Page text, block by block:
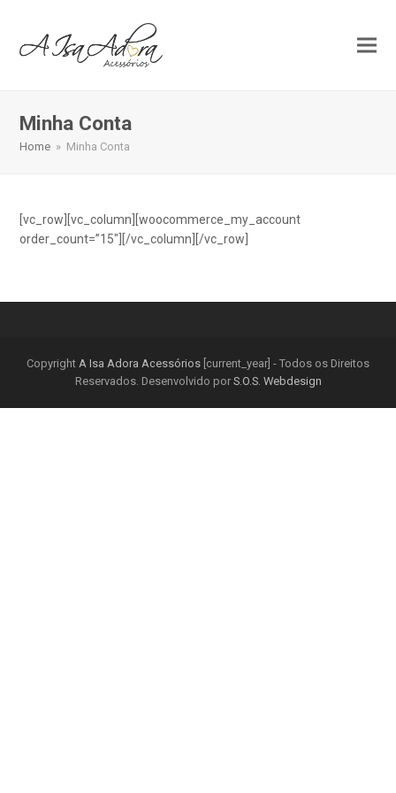
Minha Conta
Home » Minha Conta
[vc_row][vc_column][woocommerce_my_account
order_count=”15″][/vc_column][/vc_row]
Copyright A Isa Adora Acessórios [current_year] - Todos os Direitos
Reservados. Desenvolvido por S.O.S. Webdesign